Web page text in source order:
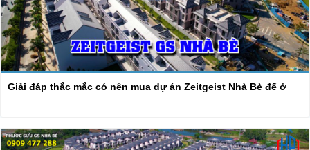
Giải đáp thắc mắc có nên mua dự án Zeitgeist Nhà Bè để ở